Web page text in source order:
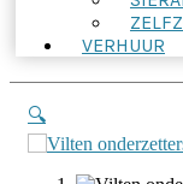
VERHUUR
🔍